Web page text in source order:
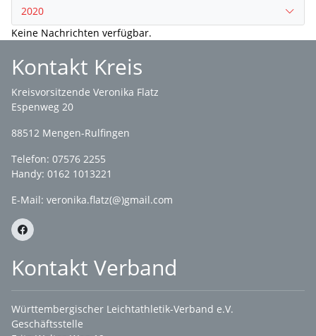
2020
Keine Nachrichten verfügbar.
Kontakt Kreis
Kreisvorsitzende Veronika Flatz
Espenweg 20
88512 Mengen-Rulfingen
Telefon: 07576 2255
Handy: 0162 1013221
E-Mail: veronika.flatz(@)gmail.com
Kontakt Verband
Württembergischer Leichtathletik-Verband e.V.
Geschäftsstelle